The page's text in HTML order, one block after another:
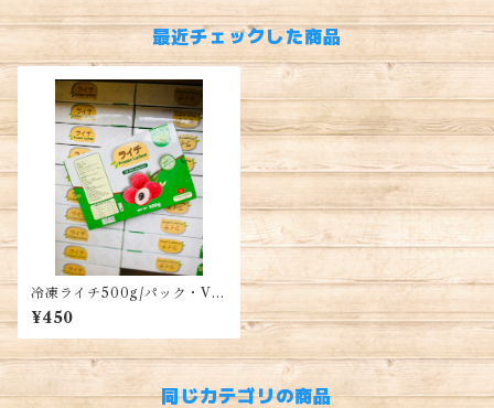
最近チェックした商品
冷凍ライチ500g/パック・Vải
đông lạnh 500g/hộp
¥450
同じカテゴリの商品